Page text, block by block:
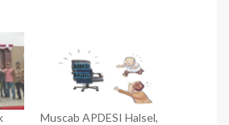
Muscab APDESI Halsel,